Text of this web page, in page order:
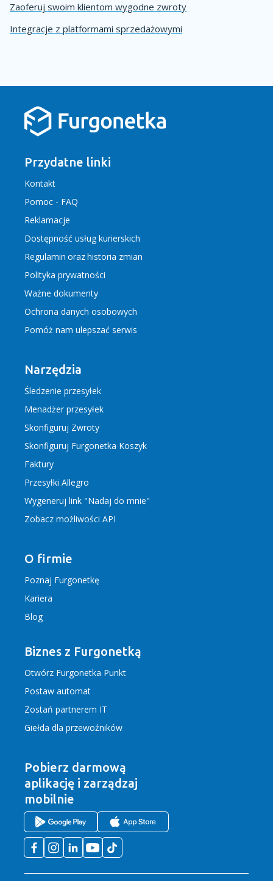
Zaoferuj swoim klientom wygodne zwroty
Integracje z platformami sprzedażowymi
Przydatne linki
Kontakt
Pomoc - FAQ
Reklamacje
Dostępność usług kurierskich
Regulamin orazhistoria zmian
Polityka prywatności
Ważne dokumenty
Ochrona danych osobowych
Pomóż nam ulepszać serwis
Narzędzia
Śledzenie przesyłek
Menadżer przesyłek
Skonfiguruj Zwroty
Skonfiguruj Furgonetka Koszyk
Faktury
Przesyłki Allegro
Wygeneruj link "Nadaj do mnie"
Zobacz możliwości API
O firmie
Poznaj Furgonetkę
Kariera
Blog
Biznes z Furgonetką
Otwórz Furgonetka Punkt
Postaw automat
Zostań partnerem IT
Giełda dla przewoźników
Pobierz darmową
aplikację i zarządzaj
mobilnie